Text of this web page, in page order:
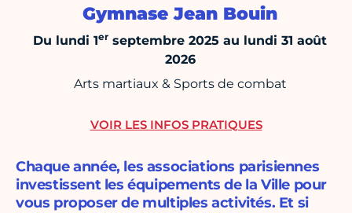
Gymnase Jean Bouin
Du lundi 1er septembre 2025 au lundi 31 août
2026
Arts martiaux & Sports de combat
Chaque année, les associations parisiennes
investissent les équipements de la Ville pour
vous proposer de multiples activités. Et si
VOIR LES INFOS PRATIQUES